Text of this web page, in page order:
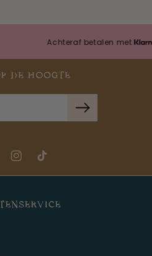
Achteraf betalen met
DE HOOGTE
Instagram
TikTok